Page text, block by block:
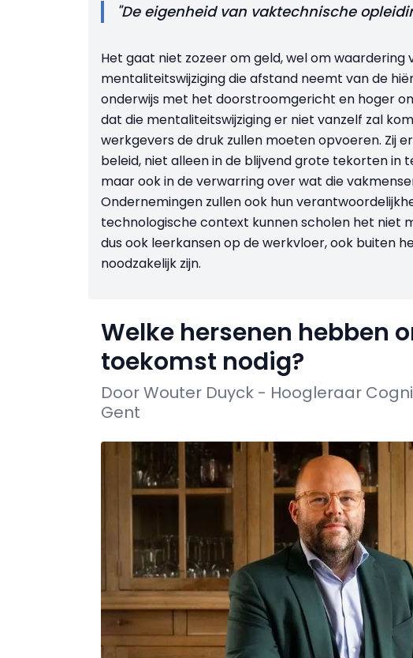
"De eigenheid van vaktechnische
Het gaat niet zozeer om geld, wel om waardering
mentaliteitswijziging die afstand neemt van de
onderwijs met het doorstroomgericht en hoger
dat die mentaliteitswijziging er niet vanzelf zal
werkgevers de druk zullen moeten opvoeren. Zij
beleid, niet alleen in de blijvend grote tekorten in
maar ook in de verwarring over wat die
Ondernemingen zullen ook hun
technologische context kunnen scholen het niet
dus ook leerkansen op de werkvloer, ook buiten
noodzakelijk zijn.
Welke hersenen hebben
toekomst nodig?
Door Wouter Duyck - Hoogleraar
Gent